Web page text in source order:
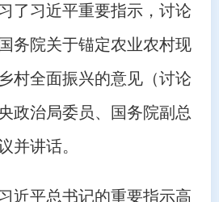
习近平重要指示，讨论
务院关于锚定农业农村现
村全面振兴的意见（讨论
政治局委员、国务院副总
并讲话。
平总书记的重要指示高